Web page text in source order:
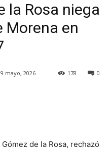
la Rosa niega
en
mayo, 2026 0
178
de la Rosa, rechazó